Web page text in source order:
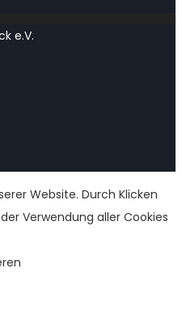
e.V.
Website. Durch Klicken
Verwendung aller Cookies